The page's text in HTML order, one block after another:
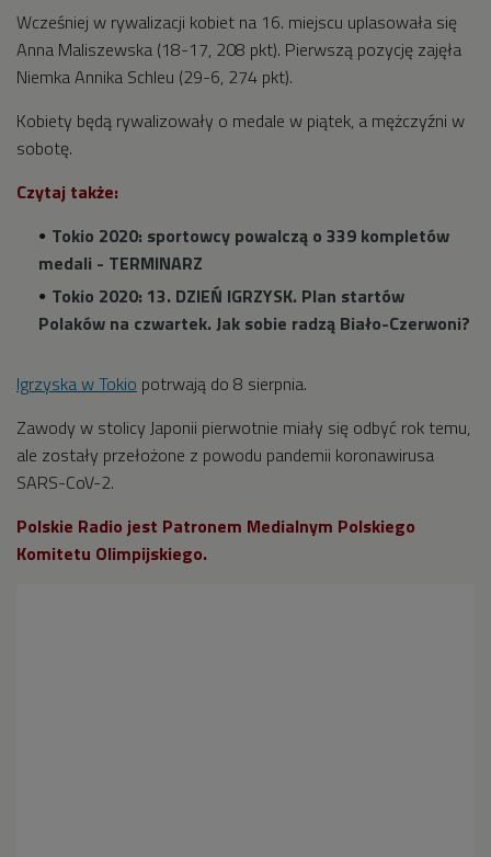
Wcześniej w rywalizacji kobiet na 16. miejscu uplasowała się
Anna Maliszewska (18-17, 208 pkt). Pierwszą pozycję zajęła
Niemka Annika Schleu (29-6, 274 pkt).
Kobiety będą rywalizowały o medale w piątek, a mężczyźni w
sobotę.
Czytaj także:
Tokio 2020: sportowcy powalczą o 339 kompletów
medali - TERMINARZ
Tokio 2020: 13. DZIEŃ IGRZYSK. Plan startów
Polaków na czwartek. Jak sobie radzą Biało-Czerwoni?
Igrzyska w Tokio potrwają do 8 sierpnia.
Zawody w stolicy Japonii pierwotnie miały się odbyć rok temu,
ale zostały przełożone z powodu pandemii koronawirusa
SARS-CoV-2.
Polskie Radio jest Patronem Medialnym Polskiego
Komitetu Olimpijskiego.